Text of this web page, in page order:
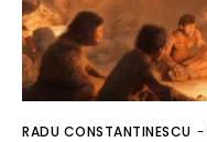
RADU CONSTANTINESCU -